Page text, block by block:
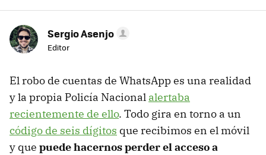
Sergio Asenjo
Editor
El robo de cuentas de WhatsApp es una realidad
y la propia Policía Nacional alertaba
recientemente de ello. Todo gira en torno a un
código de seis dígitos que recibimos en el móvil
y que puede hacernos perder el acceso a